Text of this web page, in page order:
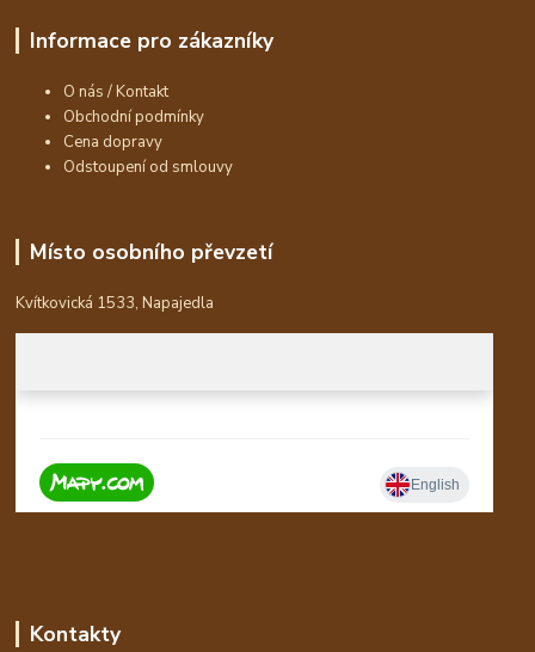
Informace pro zákazníky
O nás / Kontakt
Obchodní podmínky
Cena dopravy
Odstoupení od smlouvy
Místo osobního převzetí
Kvítkovická 1533, Napajedla
Kontakty